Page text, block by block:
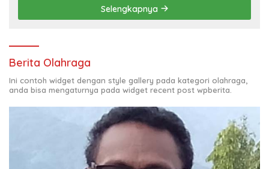
Selengkapnya
Berita Olahraga
Ini contoh widget dengan style gallery pada kategori olahraga,
anda bisa mengaturnya pada widget recent post wpberita.